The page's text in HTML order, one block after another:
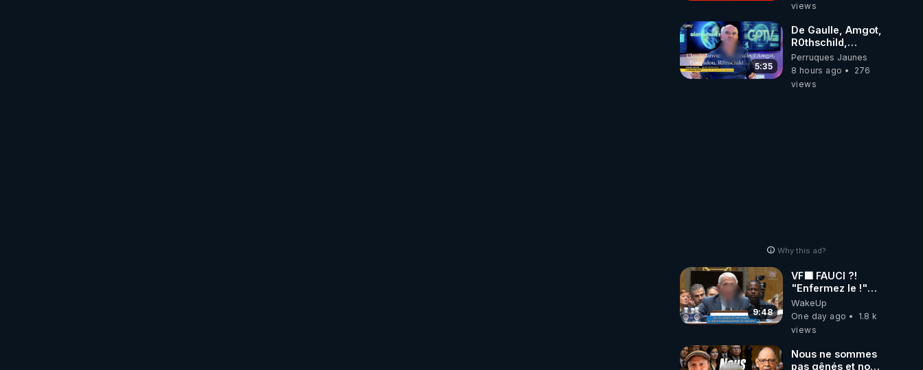
views
5:35
De Gaulle, Amgot,
R0thschild,
Macron &
Pompidou…
Macron Claude
Perruques Jaunes
8 hours ago
276
views
Why this ad?
9:48
VF🟩 FAUCI ?!
"Enfermez le !"
(Lock him up!) -
Quartz Traduction
WakeUp
One day ago
1.8 k
views
Nous ne sommes
pas gênés et nous